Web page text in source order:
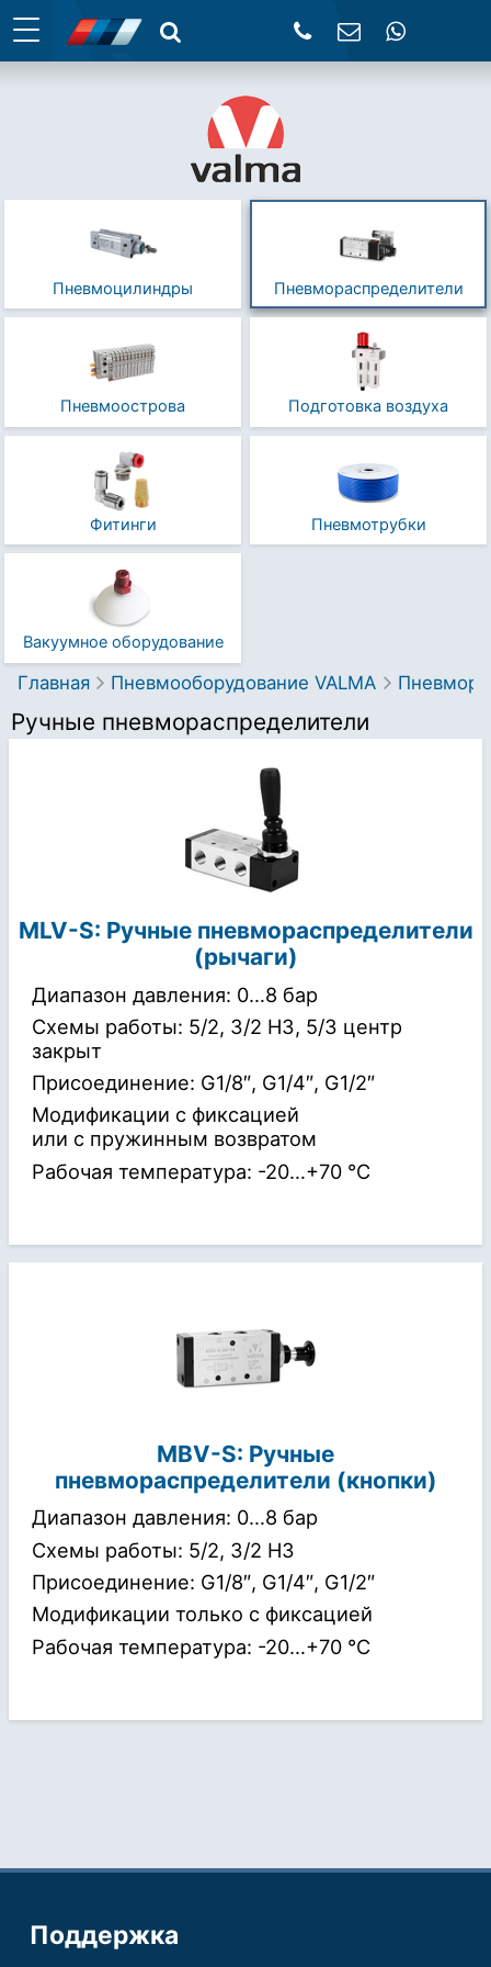
Пневмоцилиндры Пневмораспределители
Пневмоострова Подготовка воздуха
Фитинги Пневмотрубки
Вакуумное оборудование
Главная Пневмооборудование VALMA
Ручные пневмораспределители
MLV-S: Ручные пневмораспределители
(рычаги)
Диапазон давления: 0…8 бар
Схемы работы: 5/2, 3/2 НЗ, 5/3 центр
закрыт
Присоединение: G1/8″, G1/4″, G1/2″
Модификации с фиксацией
или с пружинным возвратом
Рабочая температура: -20…+70 °С
MBV-S: Ручные
пневмораспределители (кнопки)
Диапазон давления: 0…8 бар
Схемы работы: 5/2, 3/2 НЗ
Присоединение: G1/8″, G1/4″, G1/2″
Модификации только с фиксацией
Рабочая температура: -20…+70 °С
Поддержка